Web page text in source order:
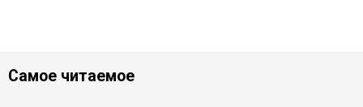
Самое читаемое